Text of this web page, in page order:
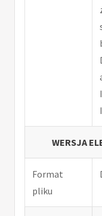
WERSJA
Format
pliku